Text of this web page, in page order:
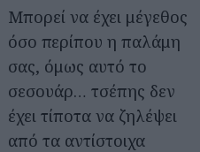
Μπορεί να έχει μέγεθος
όσο περίπου η παλάμη
σας, όμως αυτό το
σεσουάρ… τσέπης δεν
έχει τίποτα να ζηλέψει
από τα αντίστοιχα